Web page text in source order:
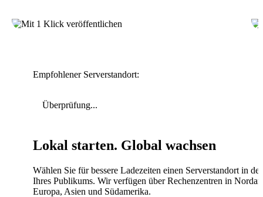
Empfohlener Serverstandort:
Überprüfung...
Lokal starten. Global wachsen
Wählen Sie für bessere Ladezeiten einen Serverstandort in
Ihres Publikums. Wir verfügen über Rechenzentren in
Europa, Asien und Südamerika.